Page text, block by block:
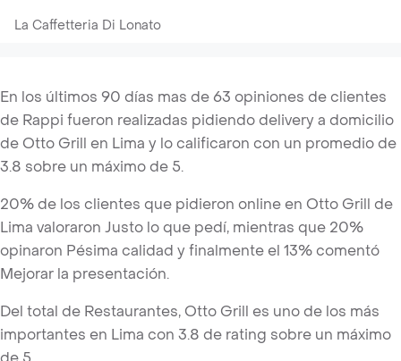
La Caffetteria Di Lonato
En los últimos 90 días mas de 63 opiniones de clientes
de Rappi fueron realizadas pidiendo delivery a domicilio
de Otto Grill en Lima y lo calificaron con un promedio de
3.8 sobre un máximo de 5.
20% de los clientes que pidieron online en Otto Grill de
Lima valoraron Justo lo que pedí, mientras que 20%
opinaron Pésima calidad y finalmente el 13% comentó
Mejorar la presentación.
Del total de Restaurantes, Otto Grill es uno de los más
importantes en Lima con 3.8 de rating sobre un máximo